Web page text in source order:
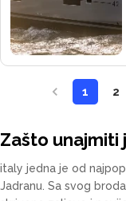
1 2
Zašto unajmiti
italy jedna je od
Jadranu. Sa svog